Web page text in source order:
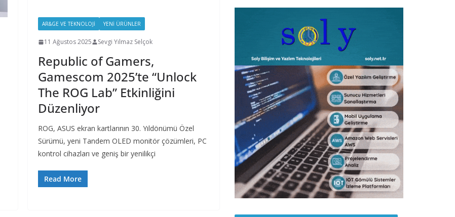
AR&GE VE TEKNOLOJI YENI ÜRÜNLER
11 Ağustos 2025 Sevgi Yılmaz Selçok
Republic of Gamers,
Gamescom 2025’te “Unlock
The ROG Lab” Etkinliğini
Düzenliyor
ROG, ASUS ekran kartlarının 30. Yıldönümü Özel
Sürümü, yeni Tandem OLED monitör çözümleri, PC
kontrol cihazları ve geniş bir yenilikçi
Read More